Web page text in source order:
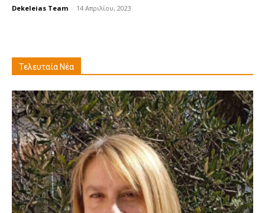
Dekeleias Team - 14 Απριλίου, 2023
Τελευταία Νέα